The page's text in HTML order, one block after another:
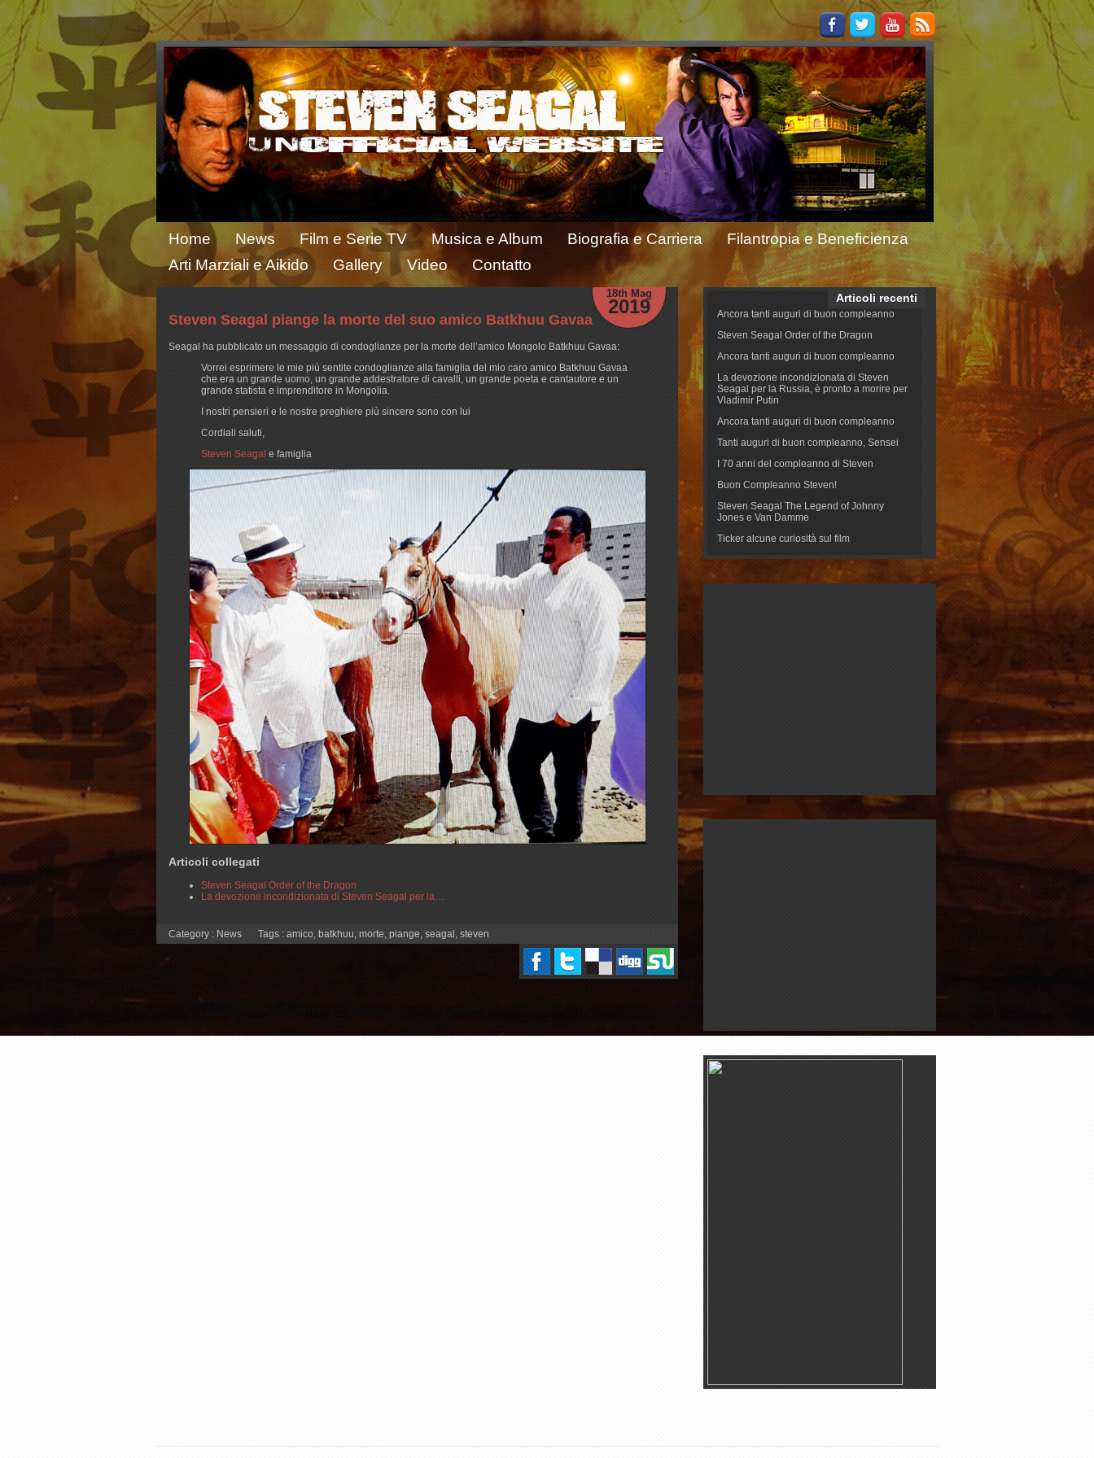
Home News Film e Serie TV Musica e Album Biografia e Carriera
Filantropia e Beneficienza
Arti Marziali e Aikido
Gallery Video Contatto
18th Mag
2019
Steven Seagal piange la morte del suo amico Batkhuu Gavaa
Seagal ha pubblicato un messaggio di condoglianze per la morte dell’amico Mongolo Batkhuu Gavaa:
Vorrei esprimere le mie più sentite condoglianze alla famiglia del mio caro amico Batkhuu Gavaa
che era un grande uomo, un grande addestratore di cavalli, un grande poeta e cantautore e un
grande statista e imprenditore in Mongolia.
I nostri pensieri e le nostre preghiere più sincere sono con lui
Cordiali saluti,
Steven Seagal e famiglia
Articoli collegati
Steven Seagal Order of the Dragon
La devozione incondizionata di Steven Seagal per la…
Category : News Tags : amico, batkhuu, morte, piange, seagal , steven
Articoli recenti
Ancora tanti auguri di buon compleanno
Steven Seagal Order of the Dragon
Ancora tanti auguri di buon compleanno
La devozione incondizionata di Steven
Seagal per la Russia, è pronto a morire per
Vladimir Putin
Ancora tanti auguri di buon compleanno
Tanti auguri di buon compleanno, Sensei
I 70 anni del compleanno di Steven
Buon Compleanno Steven!
Steven Seagal The Legend of Johnny
Jones e Van Damme
Ticker alcune curiosità sul film